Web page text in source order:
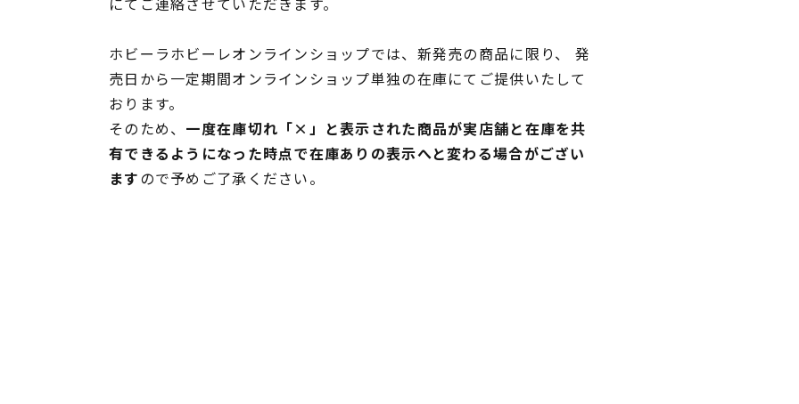
ホビーラホビーレオンラインショップでは、新発売の商品に限り、 発
売日から一定期間オンラインショップ単独の在庫にてご提供いたして
おります。
そのため、 一度在庫切れ「×」と表示された商品が実店舗と在庫を共
有できるようになった時点で在庫ありの表示へと変わる場合がござい
ますので予めご了承ください。